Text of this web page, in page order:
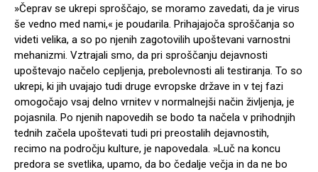
»Čeprav se ukrepi sproščajo, se moramo zavedati, da je virus
še vedno med nami,« je poudarila. Prihajajoča sproščanja so
videti velika, a so po njenih zagotovilih upoštevani varnostni
mehanizmi. Vztrajali smo, da pri sproščanju dejavnosti
upoštevajo načelo cepljenja, prebolevnosti ali testiranja. To so
ukrepi, ki jih uvajajo tudi druge evropske države in v tej fazi
omogočajo vsaj delno vrnitev v normalnejši način življenja, je
pojasnila. Po njenih napovedih se bodo ta načela v prihodnjih
tednih začela upoštevati tudi pri preostalih dejavnostih,
recimo na področju kulture, je napovedala. »Luč na koncu
predora se svetlika, upamo, da bo čedalje večja in da ne bo